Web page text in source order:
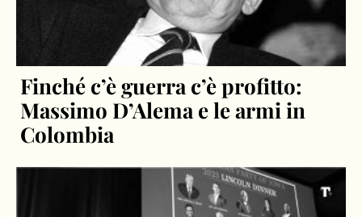
Finché c’è guerra c’è profitto:
Massimo D’Alema e le armi in
Colombia